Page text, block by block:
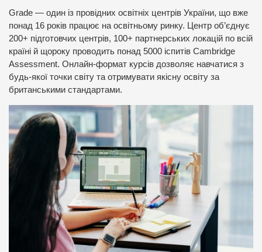
Grade — один із провідних освітніх центрів України, що вже
понад 16 років працює на освітньому ринку. Центр об’єднує
200+ підготовчих центрів, 100+ партнерських локацій по всій
країні й щороку проводить понад 5000 іспитів Cambridge
Assessment. Онлайн-формат курсів дозволяє навчатися з
будь-якої точки світу та отримувати якісну освіту за
британськими стандартами.